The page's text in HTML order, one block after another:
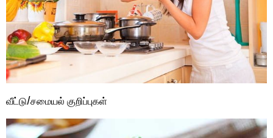
வீட்டு/சமையல் குறிப்புகள்